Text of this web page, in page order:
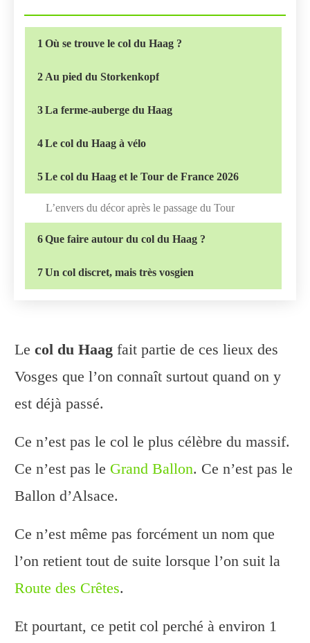
1 Où se trouve le col du Haag ?
2 Au pied du Storkenkopf
3La ferme-auberge du Haag
4Le col du Haag à vélo
5Le col du Haag et le Tour de France 2026
L’envers du décor après le passage du Tour
6Que faire autour du col du Haag ?
7Un col discret, mais très vosgien
Le col du Haag fait partie de ces lieux des
Vosges que l’on connaît surtout quand on y
est déjà passé.
Ce n’est pas le col le plus célèbre du massif.
Ce n’est pas le Grand Ballon. Ce n’est pas le
Ballon d’Alsace.
Ce n’est même pas forcément un nom que
l’on retient tout de suite lorsque l’on suit la
Route des Crêtes.
Et pourtant, ce petit col perché à environ 1